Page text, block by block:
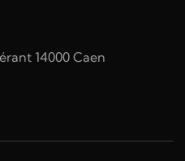
14000 Caen